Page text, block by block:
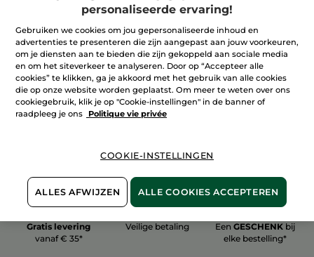
100% plantaardig
60 hectare
biologische velden
Meer zien
Gratis levering
vanaf € 35*
Veilige betaling EenGESCHENK bij
elke bestelling*
personaliseerde ervaring!
Gebruiken we cookies om jou gepersonaliseerde inhoud en
advertenties te presenteren die zijn aangepast aan jouw voorkeuren,
om je diensten aan te bieden die zijn gekoppeld aan sociale media
en om het siteverkeer te analyseren. Door op “Accepteer alle
cookies” te klikken, ga je akkoord met het gebruik van alle cookies
die op onze website worden geplaatst. Om meer te weten over ons
cookiegebruik, klik je op "Cookie-instellingen" in de banner of
raadpleeg je ons
Politique vie privée
COOKIE-INSTELLINGEN
ALLES AFWIJZEN ALLE COOKIES ACCEPTEREN